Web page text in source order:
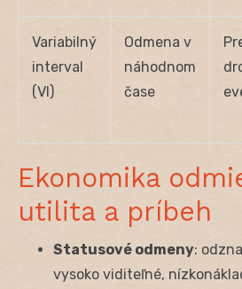
Variabilný
interval
(VI)
Odmena v
náhodnom
čase
Ekonomika
utilita a príbeh
Statusové odmeny:
vysoko viditeľné,